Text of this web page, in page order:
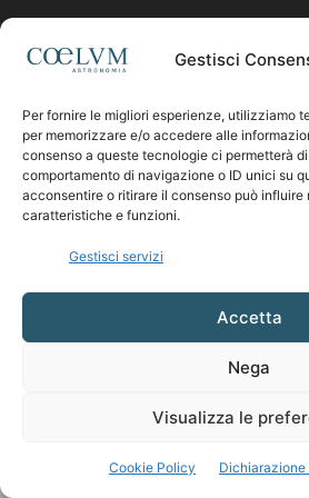
Gestisci
Per fornire le migliori esperienze, utilizziamo
per memorizzare e/o accedere alle
consenso a queste tecnologie ci permetterà
comportamento di navigazione o ID unici su
acconsentire o ritirare il consenso può
caratteristiche e funzioni.
Gestisci servizi
Accetta
Nega
Visualizza le
Cookie Policy